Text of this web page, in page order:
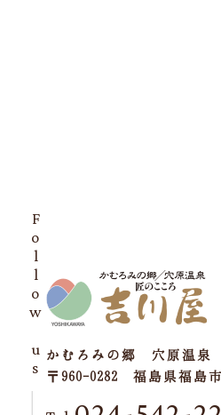
かむろみの郷 穴原温
〒960-0282 福島県福島
Follow us